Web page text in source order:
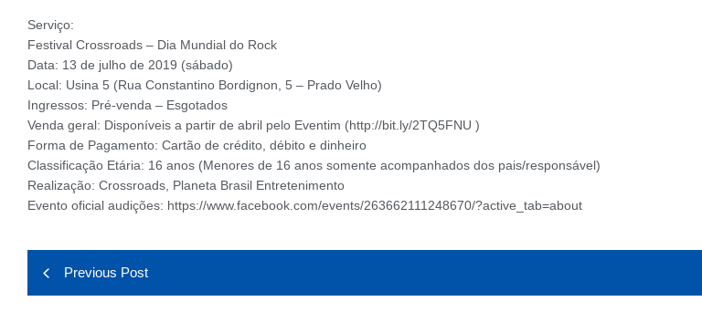
Serviço:
Festival Crossroads – Dia Mundial do Rock
Data: 13 de julho de 2019 (sábado)
Local: Usina 5 (Rua Constantino Bordignon, 5 – Prado Velho)
Ingressos: Pré-venda – Esgotados
Venda geral: Disponíveis a partir de abril pelo Eventim (http://bit.ly/2TQ5FNU )
Forma de Pagamento: Cartão de crédito, débito e dinheiro
Classificação Etária: 16 anos (Menores de 16 anos somente acompanhados dos pais/responsável)
Realização: Crossroads, Planeta Brasil Entretenimento
Evento oficial audições: https://www.facebook.com/events/263662111248670/?active_tab=about
Previous Post